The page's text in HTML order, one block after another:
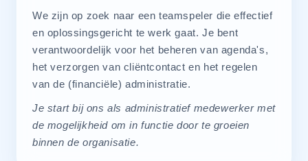
We zijn op zoek naar een teamspeler die effectief
en oplossingsgericht te werk gaat. Je bent
verantwoordelijk voor het beheren van agenda's,
het verzorgen van cliëntcontact en het regelen
van de (financiële) administratie.
Je start bij ons als administratief medewerker met
de mogelijkheid om in functie door te groeien
binnen de organisatie.